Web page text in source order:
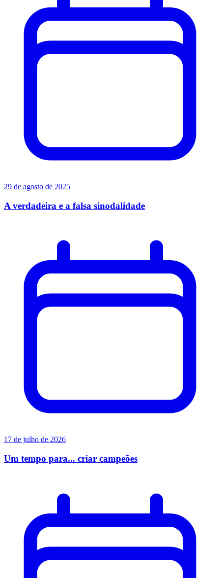
29 de agosto de 2025
A verdadeira e a falsa sinodalidade
17 de julho de 2026
Um tempo para... criar campeões